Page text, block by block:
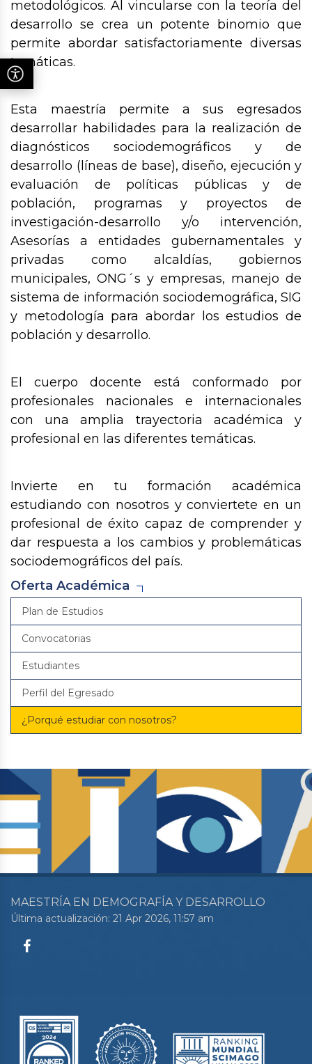
metodológicos. Al vincularse con la teoría del
desarrollo se crea un potente binomio que
permite abordar satisfactoriamente diversas
temáticas.
Esta maestría permite a sus egresados
desarrollar habilidades para la realización de
diagnósticos sociodemográficos y de
desarrollo (líneas de base), diseño, ejecución y
evaluación de políticas públicas y de
población, programas y proyectos de
investigación-desarrollo y/o intervención,
Asesorías a entidades gubernamentales y
privadas como alcaldías, gobiernos
municipales, ONG´s y empresas, manejo de
sistema de información sociodemográfica, SIG
y metodología para abordar los estudios de
población y desarrollo.
El cuerpo docente está conformado por
profesionales nacionales e internacionales
con una amplia trayectoria académica y
profesional en las diferentes temáticas.
Invierte en tu formación académica
estudiando con nosotros y conviertete en un
profesional de éxito capaz de comprender y
dar respuesta a los cambios y problemáticas
sociodemográficos del país.
Oferta Académica
Plan de Estudios
Convocatorias
Estudiantes
Perfil del Egresado
¿Porqué estudiar con nosotros?
MAESTRÍA EN DEMOGRAFÍA Y DESARROLLO
Última actualización: 21 Apr 2026, 11:57 am